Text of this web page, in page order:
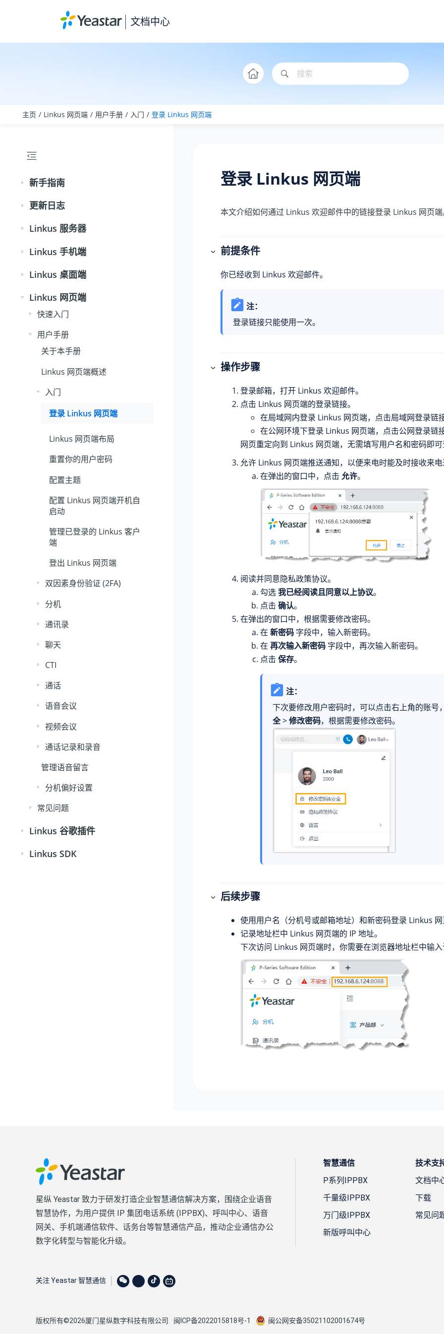
文档中心
主页 Linkus 网页端 用户手册 入门 登录 Linkus 网页端
新手指南
更新日志
Linkus 服务器
Linkus 手机端
Linkus 桌面端
Linkus 网页端
快速入门
用户手册
关于本手册
Linkus 网页端概述
入门
登录 Linkus 网页端
Linkus 网页端布局
重置你的用户密码
配置主题
配置 Linkus 网页端开机自
启动
管理已登录的 Linkus 客户
端
登出 Linkus 网页端
双因素身份验证 (2FA)
分机
通讯录
聊天
CTI
通话
语音会议
视频会议
通话记录和录音
管理语音留言
分机偏好设置
常见问题
Linkus 谷歌插件
Linkus SDK
登录 Linkus 网页端
本文介绍如何通过 Linkus 欢迎邮件中的链接登录 Linkus 网页
前提条件
你已经收到 Linkus 欢迎邮件。
注：
登录链接只能使用一次。
操作步骤
登录邮箱，打开 Linkus 欢迎邮件。
点击 Linkus 网页端的登录链接。
在局域网内登录 Linkus 网页端，点击局域网登录链
在公网环境下登录 Linkus 网页端，点击公网登录链
网页重定向到 Linkus 网页端，无需填写用户名和密码即
允许 Linkus 网页端推送通知，以便来电时能及时接收来
在弹出的窗口中，点击 允许。
阅读并同意隐私政策协议。
勾选我已经阅读且同意以上协议。
点击 确认。
在弹出的窗口中，根据需要修改密码。
在 新密码 字段中，输入新密码。
在 再次输入新密码 字段中，再次输入新密码。
点击 保存。
注：
下次要修改用户密码时，可以点击右上角的账号
全>修改密码，根据需要修改密码。
后续步骤
使用用户名（分机号或邮箱地址）和新密码登录 Linkus
记录地址栏中 Linkus 网页端的 IP 地址。
下次访问 Linkus 网页端时，你需要在浏览器地址栏中输
星纵 Yeastar 致力于研发打造企业智慧通信解决方案，围绕企业语音
智慧协作，为用户提供 IP 集团电话系统 (IPPBX)、呼叫中心、语音
网关、手机端通信软件、话务台等智慧通信产品，推动企业通信办公
数字化转型与智能化升级。
智慧通信
P系列IPPBX
千量级IPPBX
万门级IPPBX
新版呼叫中心
技术支
文档中
下载
常见问
关注 Yeastar 智慧通信
版权所有©2026厦门星纵数字科技有限公司 闽ICP备2022015818号-1 闽公网安备35021102001674号